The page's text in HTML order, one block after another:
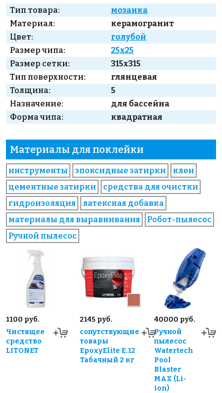
Тип товара:
мозаика
Материал:
керамогранит
Цвет:
голубой
Размер чипа:
25x25
Размер сетки:
315x315
Тип поверхности:
глянцевая
Толщина:
5
Назначение:
для бассейна
Форма чипа:
квадратная
Материалы для поклейки
инструменты эпоксидные затирки
клеи
цементные затирки
средства для очистки
гидроизоляция
латексная добавка
материалы для выравнивания
Робот-пылесос
Ручной пылесос
1100 руб.
Чистящее
средство
LITONET
2145 руб.
сопутствующие
товары
EpoxyElite E.12
Табачный 2 кг
40000 руб.
Ручной
пылесос
Watertech
Pool
Blaster
MAX (Li-
ion)